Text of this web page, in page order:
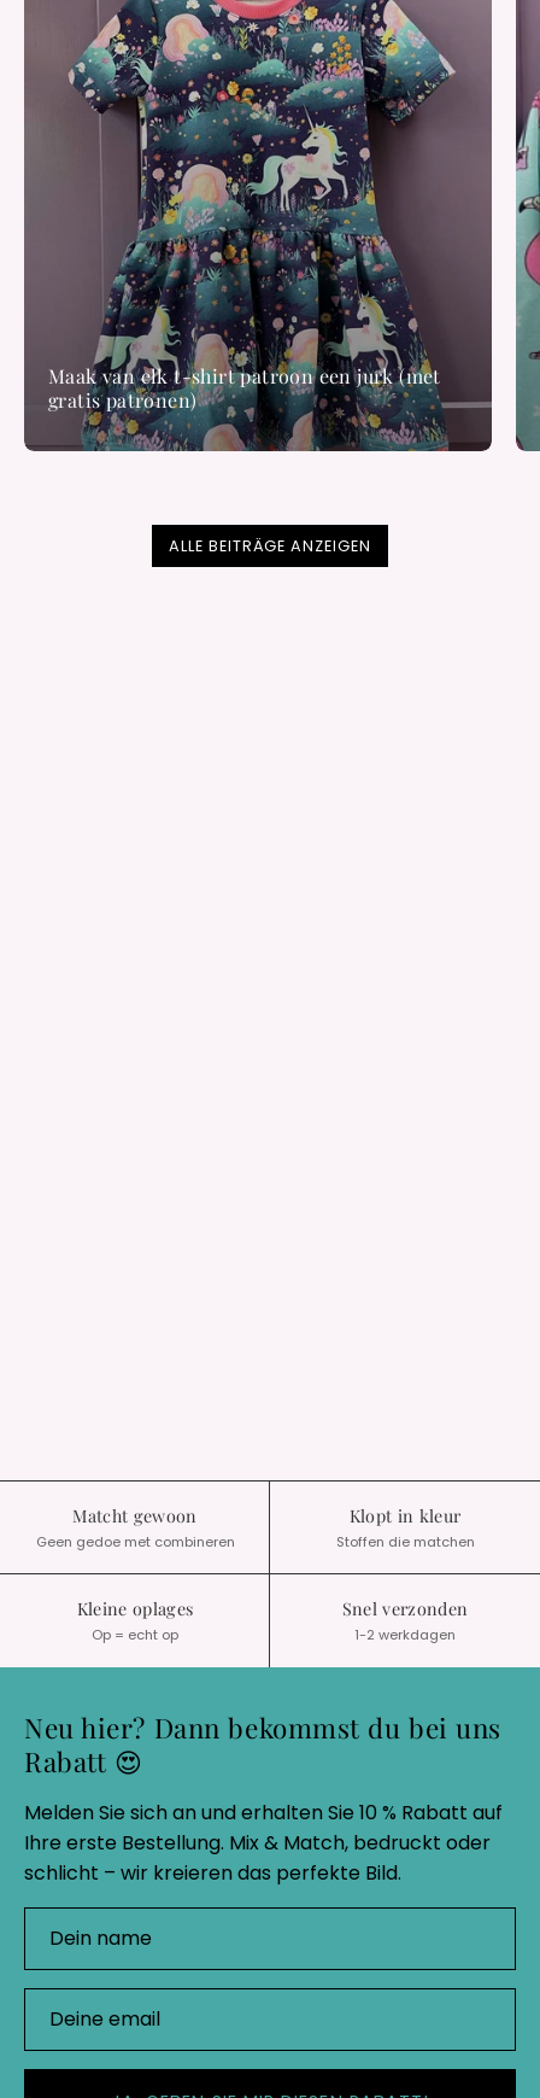
Maak van elk t-shirt patroon een jurk (met
gratis patronen)
ALLE BEITRÄGE ANZEIGEN
Matcht gewoon
Geen gedoe met combineren
Klopt in kleur
Stoffen die matchen
Kleine oplages
Op = echt op
Snel verzonden
1-2 werkdagen
Neu hier? Dann bekommst du bei uns
Rabatt 😍
Melden Sie sich an und erhalten Sie 10 % Rabatt auf
Ihre erste Bestellung. Mix & Match, bedruckt oder
schlicht – wir kreieren das perfekte Bild.